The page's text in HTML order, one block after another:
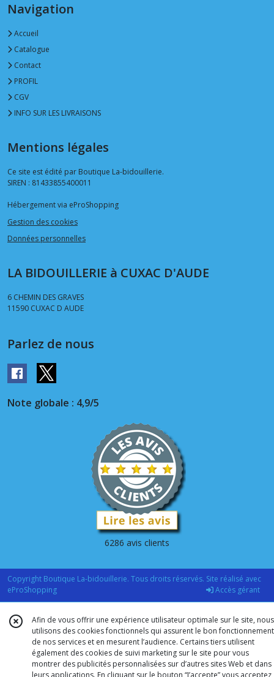
Navigation
Accueil
Catalogue
Contact
PROFIL
CGV
INFO SUR LES LIVRAISONS
Mentions légales
Ce site est édité par Boutique La-bidouillerie.
SIREN : 81433855400011
Hébergement via eProShopping
Gestion des cookies
Données personnelles
LA BIDOUILLERIE à CUXAC D'AUDE
6 CHEMIN DES GRAVES
11590 CUXAC D AUDE
Parlez de nous
Note globale : 4,9/5
6286 avis clients
Copyright Boutique La-bidouillerie. Tous droits réservés. Site réalisé avec
eProShopping
Accès gérant
Afin de vous offrir une expérience utilisateur optimale sur le site, nous
utilisons des cookies fonctionnels qui assurent le bon fonctionnement
de nos services et en mesurent l’audience. Certains tiers utilisent
également des cookies de suivi marketing sur le site pour vous
montrer des publicités personnalisées sur d’autres sites Web et dans
leurs applications. En cliquant sur le bouton “J’accepte” vous acceptez